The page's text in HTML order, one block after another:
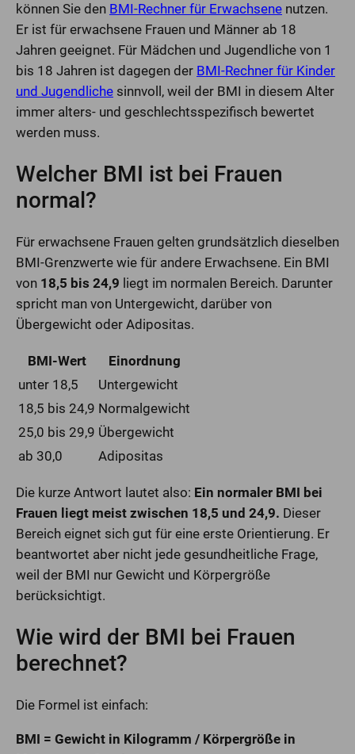
können Sie den BMI-Rechner für Erwachsene nutzen.
Er ist für erwachsene Frauen und Männer ab 18
Jahren geeignet. Für Mädchen und Jugendliche von 1
bis 18 Jahren ist dagegen der BMI-Rechner für Kinder
und Jugendliche sinnvoll, weil der BMI in diesem Alter
immer alters- und geschlechtsspezifisch bewertet
werden muss.
Welcher BMI ist bei Frauen
normal?
Für erwachsene Frauen gelten grundsätzlich dieselben
BMI-Grenzwerte wie für andere Erwachsene. Ein BMI
von 18,5 bis 24,9 liegt im normalen Bereich. Darunter
spricht man von Untergewicht, darüber von
Übergewicht oder Adipositas.
BMI-Wert
Einordnung
unter 18,5
Untergewicht
18,5 bis 24,9 Normalgewicht
25,0 bis 29,9 Übergewicht
ab 30,0
Adipositas
Die kurze Antwort lautet also: Ein normaler BMI bei
Frauen liegt meist zwischen 18,5 und 24,9. Dieser
Bereich eignet sich gut für eine erste Orientierung. Er
beantwortet aber nicht jede gesundheitliche Frage,
weil der BMI nur Gewicht und Körpergröße
berücksichtigt.
Wie wird der BMI bei Frauen
berechnet?
Die Formel ist einfach:
BMI = Gewicht in Kilogramm / Körpergröße in